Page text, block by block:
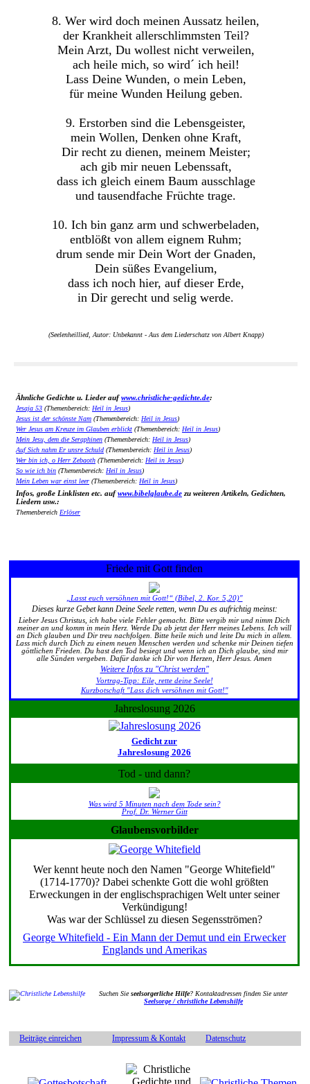
8. Wer wird doch meinen Aussatz heilen,
der Krankheit allerschlimmsten Teil?
Mein Arzt, Du wollest nicht verweilen,
ach heile mich, so wird´ ich heil!
Lass Deine Wunden, o mein Leben,
für meine Wunden Heilung geben.
9. Erstorben sind die Lebensgeister,
mein Wollen, Denken ohne Kraft,
Dir recht zu dienen, meinem Meister;
ach gib mir neuen Lebenssaft,
dass ich gleich einem Baum ausschlage
und tausendfache Früchte trage.
10. Ich bin ganz arm und schwerbeladen,
entblößt von allem eignem Ruhm;
drum sende mir Dein Wort der Gnaden,
Dein süßes Evangelium,
dass ich noch hier, auf dieser Erde,
in Dir gerecht und selig werde.
(Seelenheillied, Autor: Unbekannt - Aus dem Liederschatz von Albert Knapp)
Ähnliche Gedichte u. Lieder aufwww.christliche-gedichte.de:
Jesaja 53 (Themenbereich: Heil in Jesus)
Jesus ist der schönste Nam (Themenbereich: Heil in Jesus)
Wer Jesus am Kreuze im Glauben erblickt (Themenbereich: Heil in Jesus)
Mein Jesu, dem die Seraphinen (Themenbereich: Heil in Jesus)
Auf Sich nahm Er unsre Schuld (Themenbereich: Heil in Jesus)
Wer bin ich, o Herr Zebaoth (Themenbereich: Heil in Jesus)
So wie ich bin (Themenbereich: Heil in Jesus)
Mein Leben war einst leer (Themenbereich: Heil in Jesus)
Infos, große Linklisten etc. aufwww.bibelglaube.de zu weiteren Artikeln, Gedichten,
Liedern usw.:
Themenbereich Erlöser
Friede mit Gott finden
„Lasst euch versöhnen mit Gott!“ (Bibel, 2. Kor. 5,20)"
Dieses kurze Gebet kann Deine Seele retten, wenn Du es aufrichtig meinst:
Lieber Jesus Christus, ich habe viele Fehler gemacht. Bitte vergib mir und nimm Dich
meiner an und komm in mein Herz. Werde Du ab jetzt der Herr meines Lebens. Ich will
an Dich glauben und Dir treu nachfolgen. Bitte heile mich und leite Du mich in allem.
Lass mich durch Dich zu einem neuen Menschen werden und schenke mir Deinen tiefen
göttlichen Frieden. Du hast den Tod besiegt und wenn ich an Dich glaube, sind mir
alle Sünden vergeben. Dafür danke ich Dir von Herzen, Herr Jesus. Amen
Weitere Infos zu "Christ werden"
Vortrag-Tipp: Eile, rette deine Seele!
Kurzbotschaft "Lass dich versöhnen mit Gott!"
Jahreslosung 2026
Gedicht zur
Jahreslosung 2026
Tod - und dann?
Was wird 5 Minuten nach dem Tode sein?
Prof. Dr. Werner Gitt
Glaubensvorbilder
Wer kennt heute noch den Namen "George Whitefield"
(1714-1770)? Dabei schenkte Gott die wohl größten
Erweckungen in der englischsprachigen Welt unter seiner
Verkündigung!
Was war der Schlüssel zu diesen Segensströmen?
George Whitefield - Ein Mann der Demut und ein Erwecker
Englands und Amerikas
Suchen Sieseelsorgerliche Hilfe? Kontaktadressen finden Sie unter
Seelsorge / christliche Lebenshilfe
Beiträge einreichen Impressum & Kontakt Datenschutz